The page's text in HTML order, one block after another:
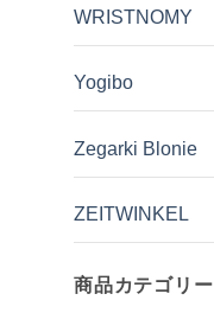
WRISTNOMY
Yogibo
Zegarki Blonie
ZEITWINKEL
商品カテゴリー